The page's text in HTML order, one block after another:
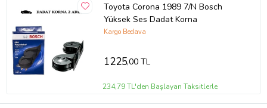
Toyota Corona 1989 7/N Bosch
Yüksek Ses Dadat Korna
Kargo Bedava
1225,00 TL
234,79 TL'den Başlayan Taksitlerle